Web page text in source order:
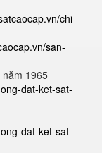
chi-
san-
1965
dat-ket-sat-
dat-ket-sat-